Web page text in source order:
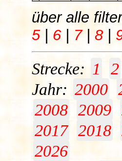
über alle
5| 6| 7| 8
Strecke: 1 2
Jahr: 2000
2008 2009
2017 2018
2026